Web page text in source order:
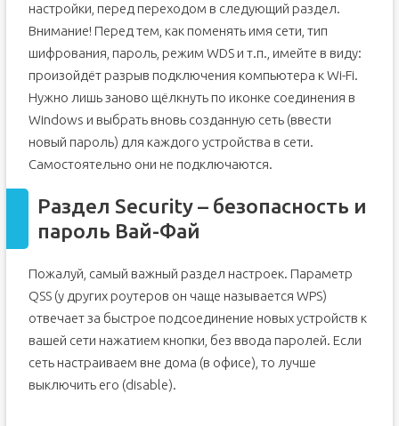
настройки, перед переходом в следующий раздел.
Внимание! Перед тем, как поменять имя сети, тип
шифрования, пароль, режим WDS и т.п., имейте в виду:
произойдёт разрыв подключения компьютера к Wi-Fi.
Нужно лишь заново щёлкнуть по иконке соединения в
Windows и выбрать вновь созданную сеть (ввести
новый пароль) для каждого устройства в сети.
Самостоятельно они не подключаются.
Раздел Security – безопасность и
пароль Вай-Фай
Пожалуй, самый важный раздел настроек. Параметр
QSS (у других роутеров он чаще называется WPS)
отвечает за быстрое подсоединение новых устройств к
вашей сети нажатием кнопки, без ввода паролей. Если
сеть настраиваем вне дома (в офисе), то лучше
выключить его (disable).